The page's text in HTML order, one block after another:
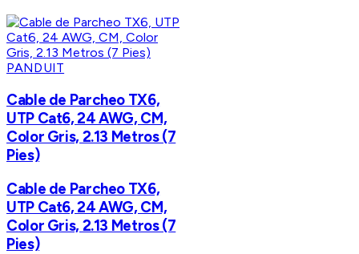
PANDUIT
Cable de Parcheo TX6,
UTP Cat6, 24 AWG, CM,
Color Gris, 2.13 Metros (7
Pies)
Cable de Parcheo TX6,
UTP Cat6, 24 AWG, CM,
Color Gris, 2.13 Metros (7
Pies)